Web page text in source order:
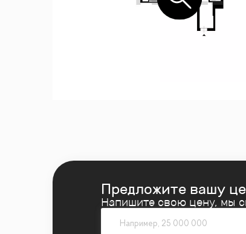
Изюминка квартиры — потрясающий
• Современная архитектура и
• Круглосуточная охрана,
• Детский центр, автомойка и
• В шаге от Москва-Сити и всей
Предложите вашу
Напишите свою цену, мы